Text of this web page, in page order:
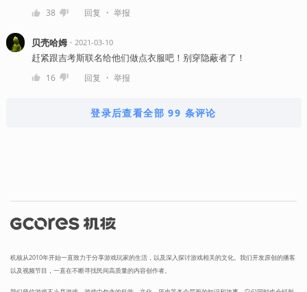
38 回复 ・ 举报
贝壳哈姆・ 2021-03-10
赶紧跟吉考斯联名给他们做点衣服吧！别穿隐蔽者了！
16 回复 ・ 举报
登录后查看全部 99 条评论
机核从2010年开始一直致力于分享游戏玩家的生活，以及深入探讨游戏相关的文化。我们开发原创的播客
以及视频节目，一直在不断寻找民间高质量的内容创作者。